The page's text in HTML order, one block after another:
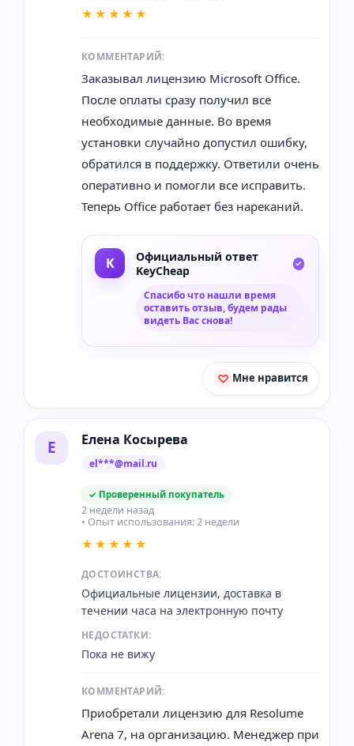
★★★★★
КОММЕНТАРИЙ:
Заказывал лицензию Microsoft Office.
После оплаты сразу получил все
необходимые данные. Во время
установки случайно допустил ошибку,
обратился в поддержку. Ответили очень
оперативно и помогли все исправить.
Теперь Office работает без нареканий.
Официальный ответ
KeyCheap
Спасибо что нашли время
оставить отзыв, будем рады
видеть Вас снова!
Мне нравится
Е Елена Косырева
el***@mail.ru
✓ Проверенный покупатель
2 недели назад
• Опыт использования: 2 недели
★★★★★
ДОСТОИНСТВА:
Официальные лицензии, доставка в
течении часа на электронную почту
НЕДОСТАТКИ:
Пока не вижу
КОММЕНТАРИЙ:
Приобретали лицензию для Resolume
Arena 7, на организацию. Менеджер при